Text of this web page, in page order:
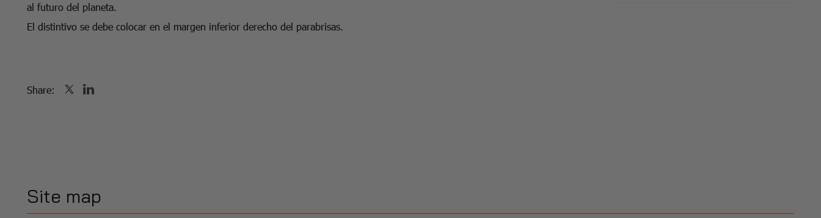
al futuro del planeta.
El distintivo se debe colocar en el margen inferior derecho del parabrisas.
Share:
Site map